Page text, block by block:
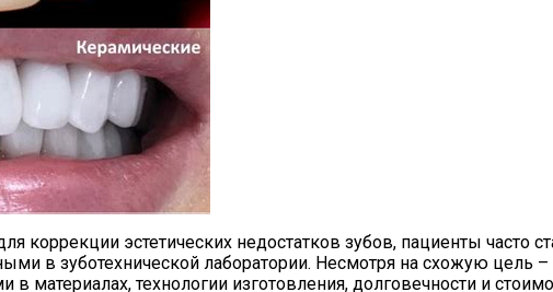
коррекции эстетических недостатков зубов, пациенты
в зуботехнической лаборатории. Несмотря на схожую цель
материалах, технологии изготовления, долговечности и